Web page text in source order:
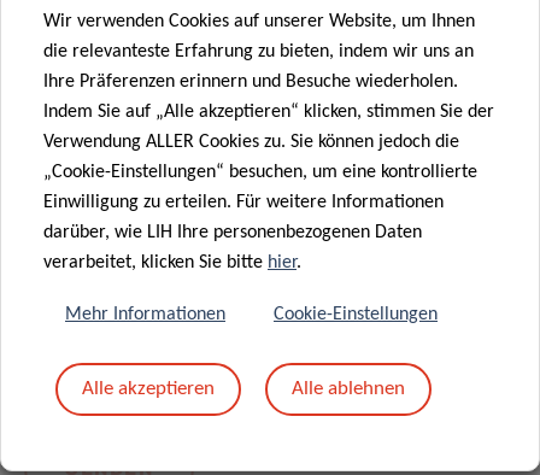
Mit dem Absenden Ihrer Nachricht erklären Sie
Datenschutzrichtlinie.
Wir verwenden Cookies auf unserer Website, um Ihnen
die relevanteste Erfahrung zu bieten, indem wir uns an
Ihre Präferenzen erinnern und Besuche wiederholen.
Indem Sie auf „Alle akzeptieren“ klicken, stimmen Sie der
Verwendung ALLER Cookies zu. Sie können jedoch die
„Cookie-Einstellungen“ besuchen, um eine kontrollierte
Einwilligung zu erteilen. Für weitere Informationen
darüber, wie LIH Ihre personenbezogenen Daten
verarbeitet, klicken Sie bitte hier.
Mehr Informationen Cookie-Einstellungen
Alle akzeptieren Alle ablehnen